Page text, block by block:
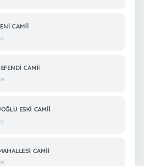
CAMİİ
CAMİİ
ESKİ CAMİİ
CAMİİ